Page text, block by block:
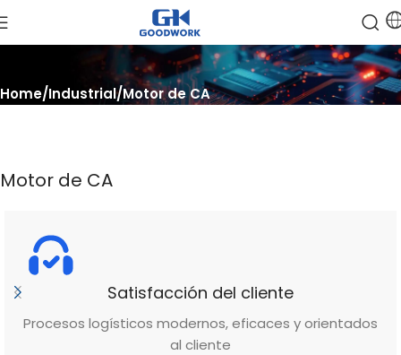
Home Industrial Motor de CA
Motor de CA
Satisfacción del cliente
Procesos logísticos modernos, eficaces y orientados
al cliente